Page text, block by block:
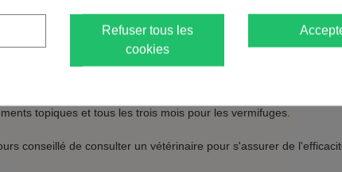
de votre vétérinaire.
📚
?
topiques et tous les trois mois pour les vermifuges.
conseillé de consulter un vétérinaire pour s'assurer de
Refuser tous les
cookies